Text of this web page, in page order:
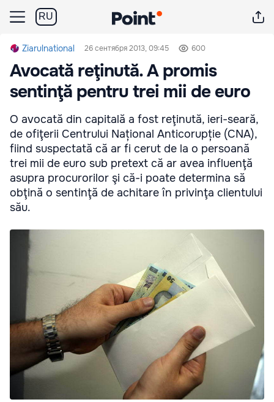
RU
Ziarulnational 26 сентября 2013, 09:45 600
Avocată reţinută. A promis
sentinţă pentru trei mii de euro
O avocată din capitală a fost reţinută, ieri-seară,
de ofiţerii Centrului Național Anticorupție (CNA),
fiind suspectată că ar fi cerut de la o persoană
trei mii de euro sub pretext că ar avea influenţă
asupra procurorilor şi că-i poate determina să
obţină o sentinţă de achitare în privinţa clientului
său.